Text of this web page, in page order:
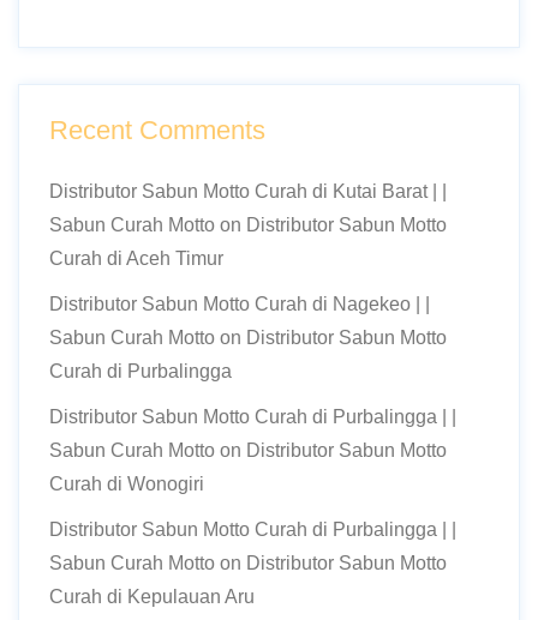
Recent Comments
Distributor Sabun Motto Curah di Kutai Barat | |
Sabun Curah Motto on Distributor Sabun Motto
Curah di Aceh Timur
Distributor Sabun Motto Curah di Nagekeo | |
Sabun Curah Motto on Distributor Sabun Motto
Curah di Purbalingga
Distributor Sabun Motto Curah di Purbalingga | |
Sabun Curah Motto on Distributor Sabun Motto
Curah di Wonogiri
Distributor Sabun Motto Curah di Purbalingga | |
Sabun Curah Motto on Distributor Sabun Motto
Curah di Kepulauan Aru